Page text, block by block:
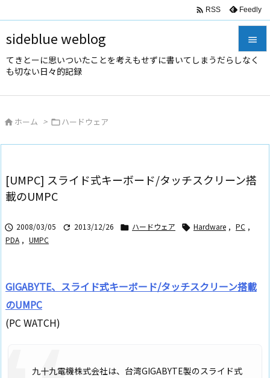
sideblue weblog
てきとーに思いついたことを考えもせずに書いてしまうだらしなく
も切ない日々的記録



次へ
 RSS Feedly
 ホーム > ハードウェア
[UMPC] スライド式キーボード/タッチスクリーン搭
載のUMPC
 2008/03/05  2013/12/26  ハードウェア  Hardware , PC ,
PDA , UMPC
GIGABYTE、スライド式キーボード/タッチスクリーン搭載
のUMPC
(PC WATCH)
九十九電機株式会社は、台湾GIGABYTE製のスライド式